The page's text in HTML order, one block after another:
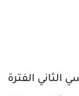
الثاني الفترة